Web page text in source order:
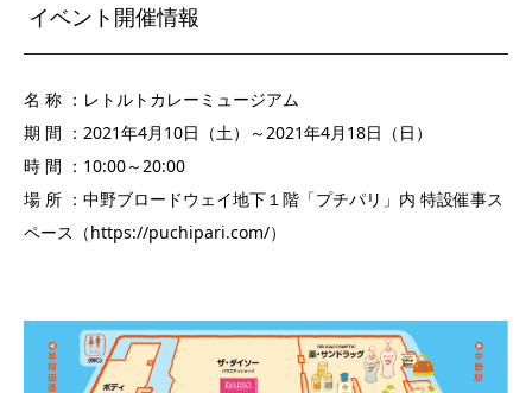
イベント開催情報
名 称 ：レトルトカレーミュージアム
期 間 ：2021年4月10日（土）～2021年4月18日（日）
時 間 ：10:00～20:00
場 所 ：中野ブロードウェイ地下１階「プチパリ」内 特設催事ス
ペース（https://puchipari.com/）